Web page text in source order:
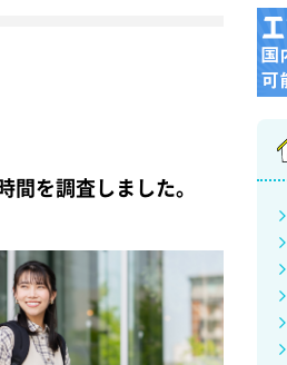
を調査しました。